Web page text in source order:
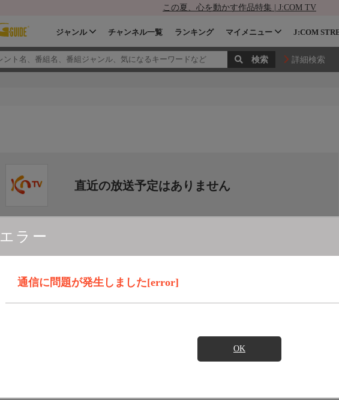
この夏、心を動かす作品特集 | J:COM TV
ジャンル チャンネル一覧 ランキング マイメニュー J:COM
詳細検索
エラー
通信に問題が発生しました[error]
OK
直近の放送予定はありません